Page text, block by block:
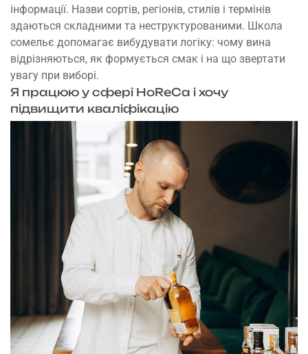
інформації. Назви сортів, регіонів, стилів і термінів
здаються складними та неструктурованими. Школа
сомельє допомагає вибудувати логіку: чому вина
відрізняються, як формується смак і на що звертати
увагу при виборі.
Я працюю у сфері HoReCa і хочу
підвищити кваліфікацію